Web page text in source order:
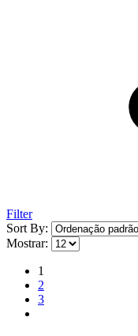
Filter
Sort By:
Mostrar:
1
2
3